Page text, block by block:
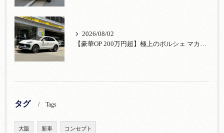
2026/08/02
【豪華OP 200万円超】極上のポルシェ マカンが入荷！注目のオプション装備
タグ Tags
大阪 新車 コンセプト